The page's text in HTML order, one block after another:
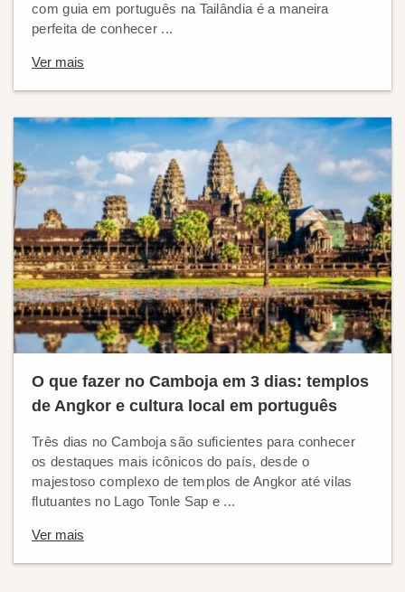
com guia em português na Tailândia é a maneira
perfeita de conhecer ...
Ver mais
O que fazer no Camboja em 3 dias: templos
de Angkor e cultura local em português
Três dias no Camboja são suficientes para conhecer
os destaques mais icônicos do país, desde o
majestoso complexo de templos de Angkor até vilas
flutuantes no Lago Tonle Sap e ...
Ver mais